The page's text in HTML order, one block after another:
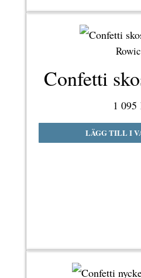
Confetti
1 095
LÄGG TILL I